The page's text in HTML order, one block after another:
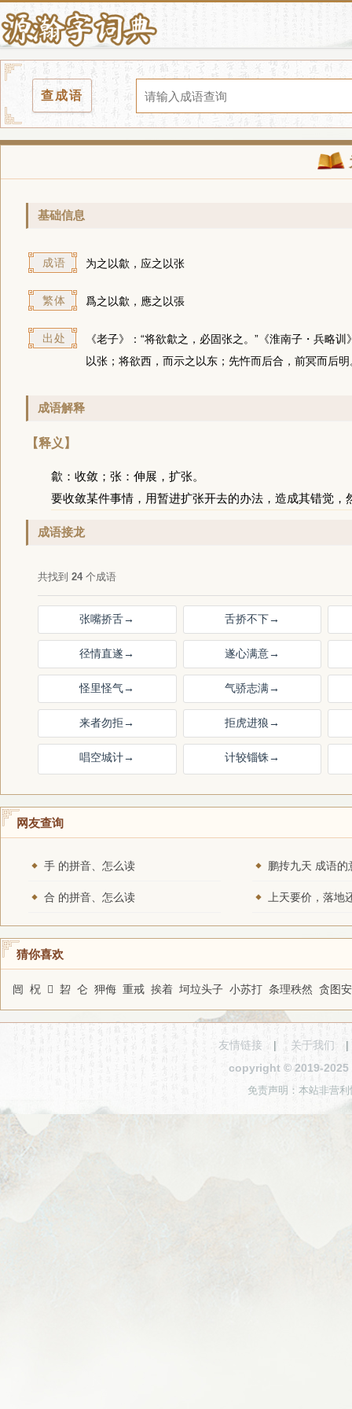
查成语
基础信息
成语 为之以歙，应之以张
繁体 爲之以歙，應之以張
出处
《老子》：“将欲歙之，必固张之。”《淮南子・兵略
以张；将欲西，而示之以东；先忤而后合，前冥而后明
成语解释
【释义】
歙：收敛；张：伸展，扩张。
要收敛某件事情，用暂进扩张开去的办法，造成其错觉，
成语接龙
共找到 24个成语
张嘴挢舌→ 舌挢不下→
径情直遂→ 遂心满意→
怪里怪气→ 气骄志满→
来者勿拒→ 拒虎进狼→
唱空城计→ 计较锱铢→
网友查询
手 的拼音、怎么读 鹏抟九天 成语的
合 的拼音、怎么读
猜你喜欢
闿 柷 𩭋 䂮 仑 狎侮 重戒 挨着 坷垃头子 小苏打 条理秩然 贪图
友情链接 | 关于我们
copyright © 2019-2025
免责声明：本站非营